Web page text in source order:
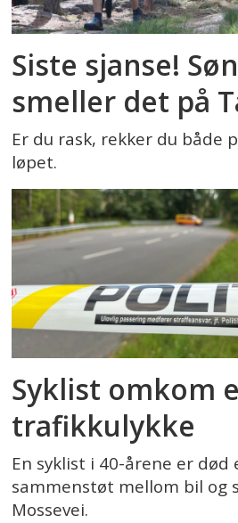
Siste sjanse!
smeller det på
Er du rask, rekker du både
løpet.
Syklist omkom
trafikkulykke
En syklist i 40-årene er
sammenstøt mellom bil og
Mossevei.